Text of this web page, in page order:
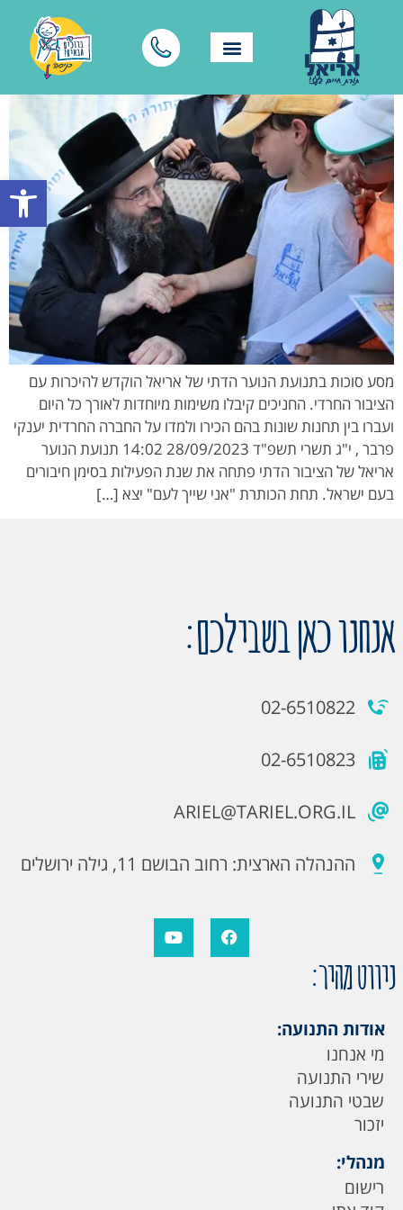
פתח
מסע סוכות בתנועת הנוער הדתי של אריאל הוקדש להיכרות עם
הציבור החרדי. החניכים קיבלו משימות מיוחדות לאורך כל היום
ועברו בין תחנות שונות בהם הכירו ולמדו על החברה החרדית יענקי
פרבר , י"ג תשרי תשפ"ד 28/09/2023 14:02 תנועת הנוער
אריאל של הציבור הדתי פתחה את שנת הפעילות בסימן חיבורים
בעם ישראל. תחת הכותרת "אני שייך לעם" יצא […]
אנחנו כאן בשבילכם:
02-6510822
02-6510823
ARIEL@TARIEL.ORG.IL
ההנהלה הארצית: רחוב הבושם 11, גילה ירושלים
ניווט מהיר:
אודות התנועה:
מי אנחנו
שירי התנועה
שבטי התנועה
יזכור
מנהלי:
רישום